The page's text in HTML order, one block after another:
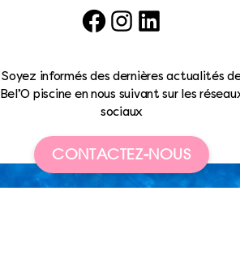
FacebookInstagramLinkedIn
Soyez informés des dernières actualités
Bel’O piscine en nous suivant sur les
sociaux
CONTACTEZ-NOUS